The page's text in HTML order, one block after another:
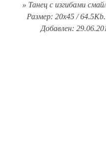
» Танец с изгибами
Размер: 20x45 /
Добавлен: